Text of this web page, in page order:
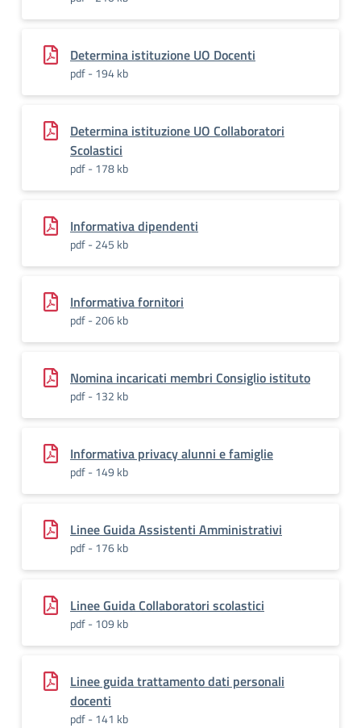
Determina istituzione UO Docenti
pdf - 194 kb
Determina istituzione UO Collaboratori
Scolastici
pdf - 178 kb
Informativa dipendenti
pdf - 245 kb
Informativa fornitori
pdf - 206 kb
Nomina incaricati membri Consiglio istituto
pdf - 132 kb
Informativa privacy alunni e famiglie
pdf - 149 kb
Linee Guida Assistenti Amministrativi
pdf - 176 kb
Linee Guida Collaboratori scolastici
pdf - 109 kb
Linee guida trattamento dati personali
docenti
pdf - 141 kb